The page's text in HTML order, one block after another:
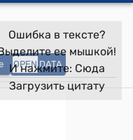
OPEN DATA
Ошибка в тексте?
ее мышкой!
И нажмите: Сюда
Загрузить цитату